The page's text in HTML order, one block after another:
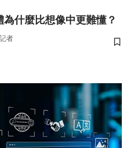
因還不夠 人體為什麼比想像中更難懂？
者
儲